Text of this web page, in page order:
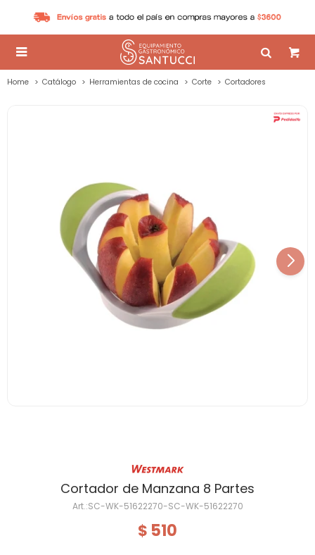

Home Catálogo Herramientas de cocina Corte Cortadores
Cortador de Manzana 8 Partes
SC-WK-51622270-SC-WK-51622270
$ 510